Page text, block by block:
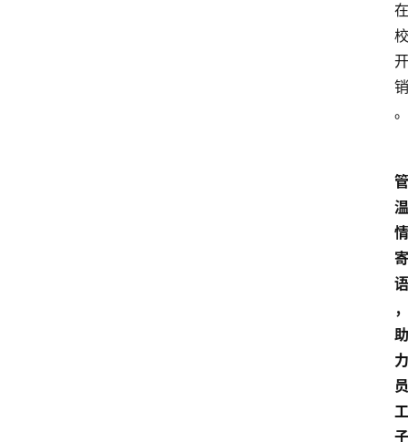
在
校
开
销
。
管
温
情
寄
语
，
助
力
员
工
子